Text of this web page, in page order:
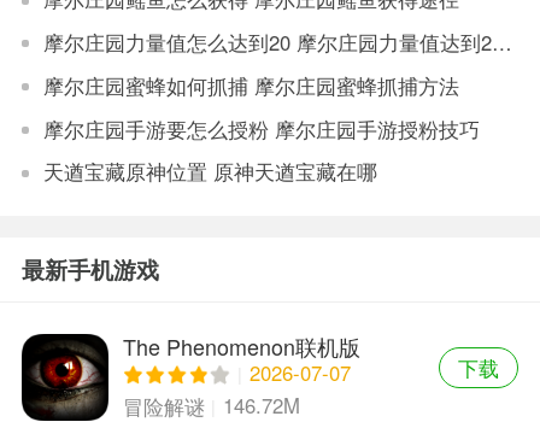
摩尔庄园力量值怎么达到20 摩尔庄园力量值达到20方法
摩尔庄园蜜蜂如何抓捕 摩尔庄园蜜蜂抓捕方法
摩尔庄园手游要怎么授粉 摩尔庄园手游授粉技巧
天遒宝藏原神位置 原神天遒宝藏在哪
最新手机游戏
The Phenomenon联机版
2026-07-07
冒险解谜
146.72M
下载